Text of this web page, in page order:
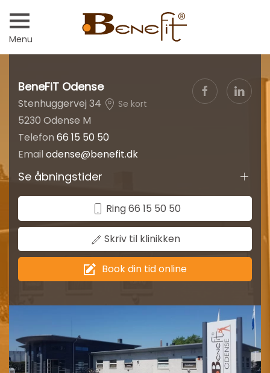
Menu
BeneFiT Odense
Stenhuggervej 34 Se kort
5230 Odense M
Telefon 66 15 50 50
Email odense@benefit.dk
Se åbningstider
Ring 66 15 50 50
Skriv til klinikken
Book din tid online